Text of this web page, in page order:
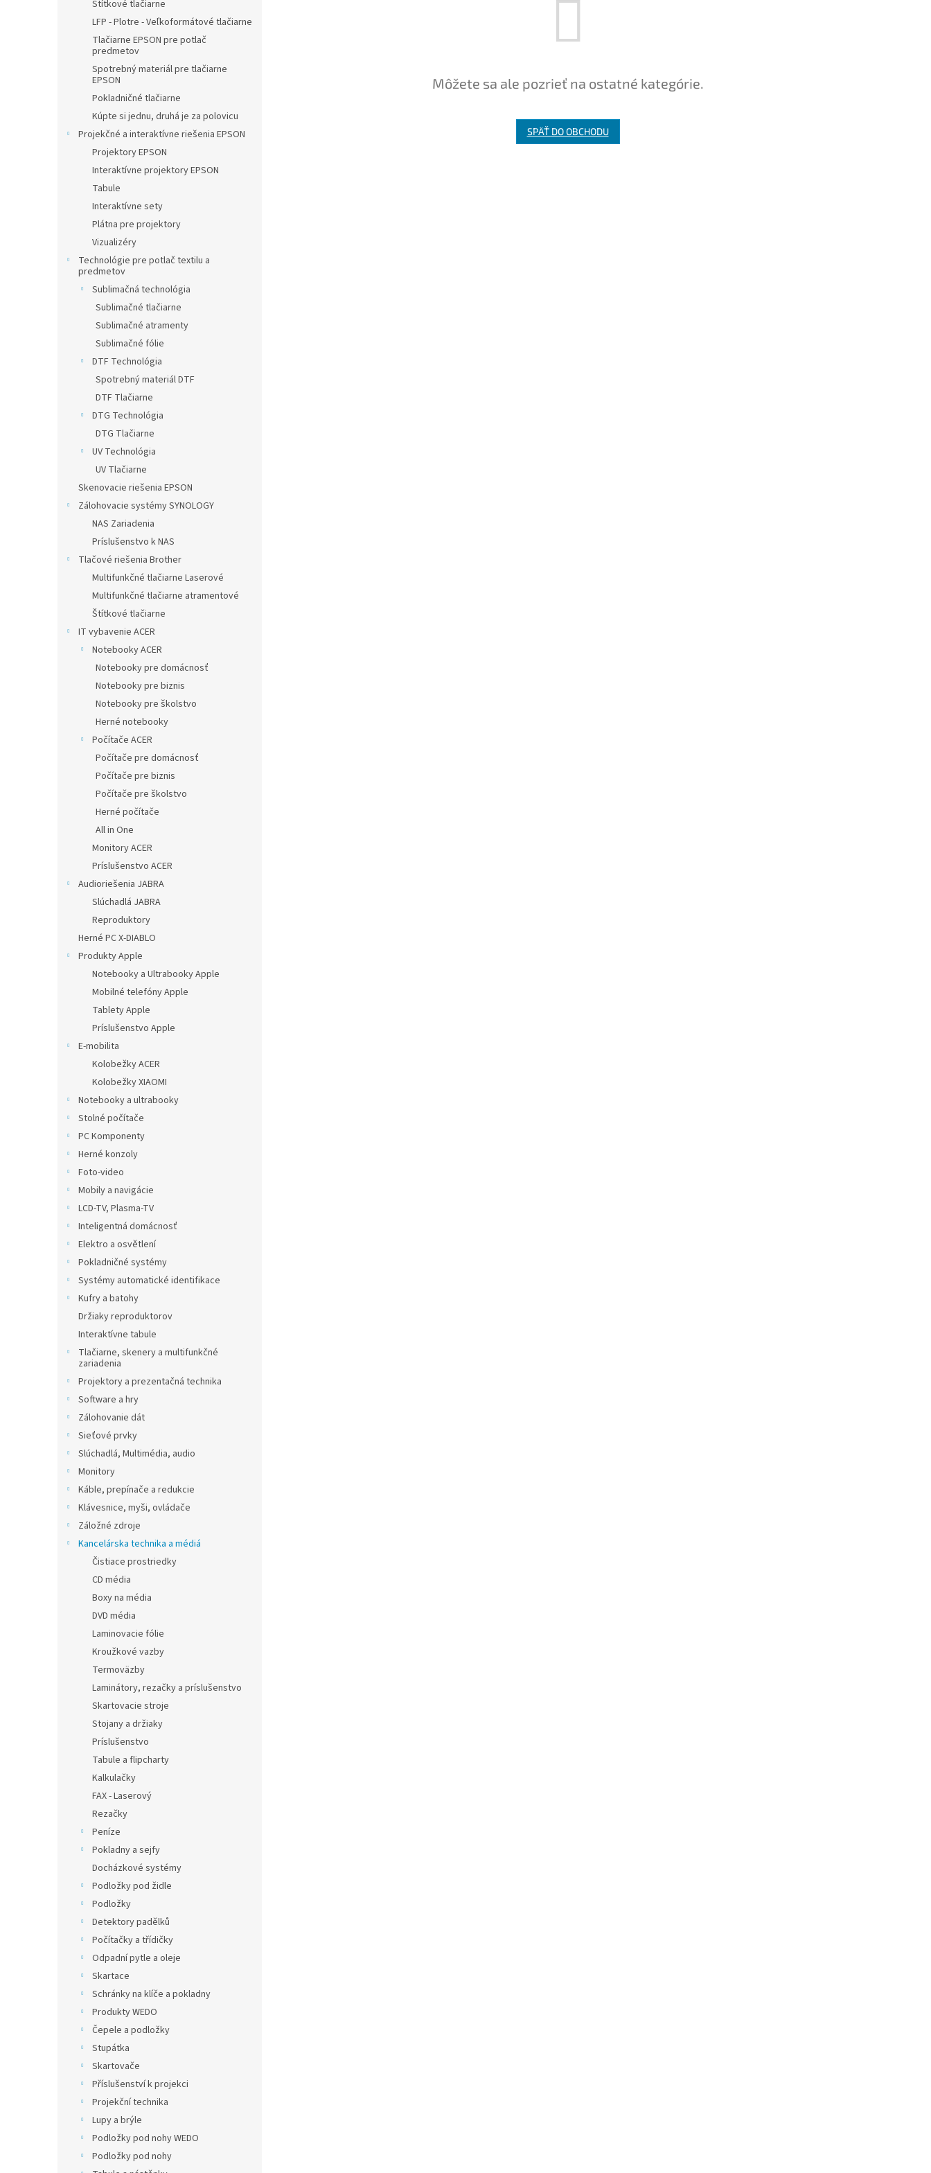
Štítkové tlačiarne
LFP - Plotre - Veľkoformátové tlačiarne
Tlačiarne EPSON pre potlač
predmetov
Spotrebný materiál pre tlačiarne
EPSON
Pokladničné tlačiarne
Kúpte si jednu, druhá je za polovicu
Projekčné a interaktívne riešenia EPSON
Projektory EPSON
Interaktívne projektory EPSON
Tabule
Interaktívne sety
Plátna pre projektory
Vizualizéry
Technológie pre potlač textilu a
predmetov
Sublimačná technológia
Sublimačné tlačiarne
Sublimačné atramenty
Sublimačné fólie
DTF Technológia
Spotrebný materiál DTF
DTF Tlačiarne
DTG Technológia
DTG Tlačiarne
UV Technológia
UV Tlačiarne
Skenovacie riešenia EPSON
Zálohovacie systémy SYNOLOGY
NAS Zariadenia
Príslušenstvo k NAS
Tlačové riešenia Brother
Multifunkčné tlačiarne Laserové
Multifunkčné tlačiarne atramentové
Štítkové tlačiarne
IT vybavenie ACER
Notebooky ACER
Notebooky pre domácnosť
Notebooky pre biznis
Notebooky pre školstvo
Herné notebooky
Počítače ACER
Počítače pre domácnosť
Počítače pre biznis
Počítače pre školstvo
Herné počítače
All in One
Monitory ACER
Príslušenstvo ACER
Audioriešenia JABRA
Slúchadlá JABRA
Reproduktory
Herné PC X-DIABLO
Produkty Apple
Notebooky a Ultrabooky Apple
Mobilné telefóny Apple
Tablety Apple
Príslušenstvo Apple
E-mobilita
Kolobežky ACER
Kolobežky XIAOMI
Notebooky a ultrabooky
Stolné počítače
PC Komponenty
Herné konzoly
Foto-video
Mobily a navigácie
LCD-TV, Plasma-TV
Inteligentná domácnosť
Elektro a osvětlení
Pokladničné systémy
Systémy automatické identifikace
Kufry a batohy
Držiaky reproduktorov
Interaktívne tabule
Tlačiarne, skenery a multifunkčné
zariadenia
Projektory a prezentačná technika
Software a hry
Zálohovanie dát
Sieťové prvky
Slúchadlá, Multimédia, audio
Monitory
Káble, prepínače a redukcie
Klávesnice, myši, ovládače
Záložné zdroje
Kancelárska technika a médiá
Čistiace prostriedky
CD média
Boxy na média
DVD média
Laminovacie fólie
Kroužkové vazby
Termoväzby
Laminátory, rezačky a príslušenstvo
Skartovacie stroje
Stojany a držiaky
Príslušenstvo
Tabule a flipcharty
Kalkulačky
FAX - Laserový
Rezačky
Peníze
Pokladny a sejfy
Docházkové systémy
Podložky pod židle
Podložky
Detektory padělků
Počítačky a třídičky
Odpadní pytle a oleje
Skartace
Schránky na klíče a pokladny
Produkty WEDO
Čepele a podložky
Stupátka
Skartovače
Příslušenství k projekci
Projekční technika
Lupy a brýle
Podložky pod nohy WEDO
Podložky pod nohy
Môžete sa ale pozrieť na ostatné kategórie.
SPÄŤ DO OBCHODU